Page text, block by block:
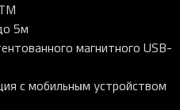
5м
магнитного USB-
с мобильным устройством